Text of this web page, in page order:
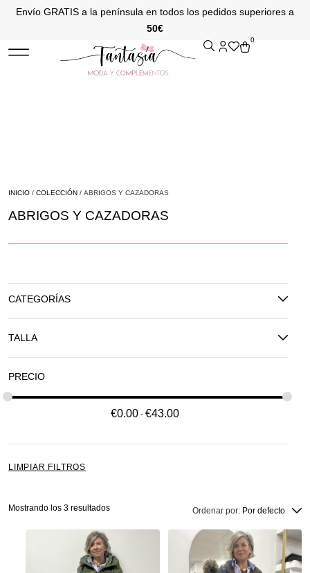
Envío GRATIS a la península en todos los pedidos superiores a
50€
0
INICIO / COLECCIÓN / ABRIGOS Y CAZADORAS
ABRIGOS Y CAZADORAS
CATEGORÍAS
TALLA
PRECIO
€0.00 €43.00
LIMPIAR FILTROS
Ordenar por: Por defecto
Mostrando los 3 resultados